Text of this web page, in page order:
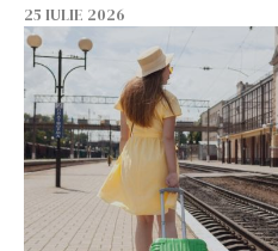
25 IULIE 2026